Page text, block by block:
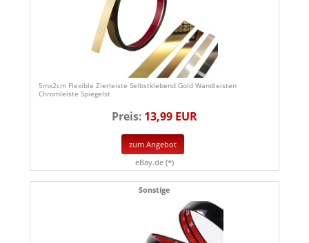
5mx2cm Flexible Zierleiste Selbstklebend Gold Wandleisten
Chromleiste Spiegelst
Preis: 13,99 EUR
zum Angebot
eBay.de (*)
Sonstige